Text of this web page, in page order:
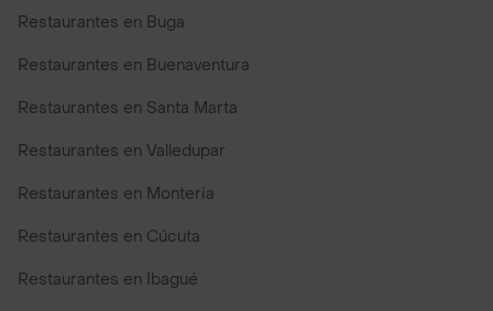
Restaurantes en Buga
Restaurantes en Buenaventura
Restaurantes en Santa Marta
Restaurantes en Valledupar
Restaurantes en Monteria
Restaurantes en Cúcuta
Restaurantes en Ibagué